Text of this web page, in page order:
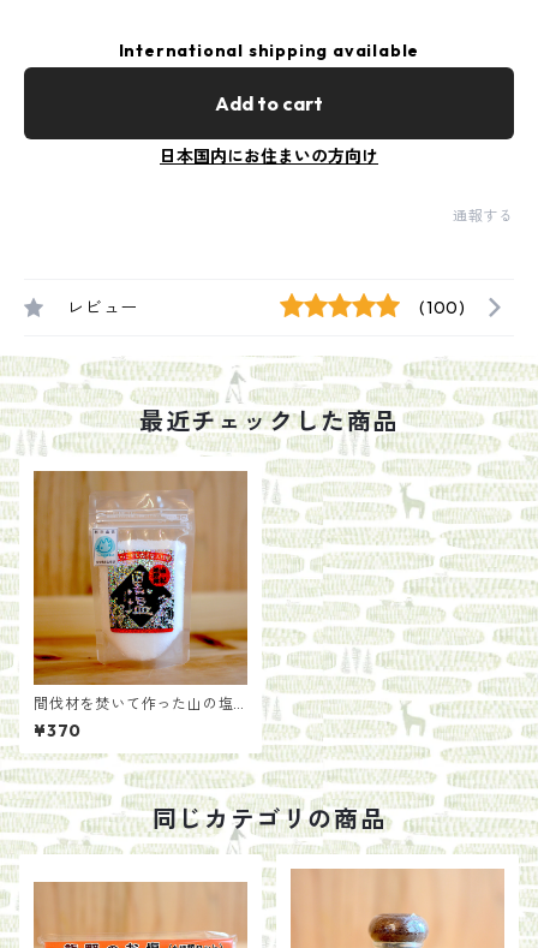
International shipping available
Add to cart
日本国内にお住まいの方向け
通報する
レビュー (100)
最近チェックした商品
間伐材を焚いて作った山の塩
【黒塩】
¥370
同じカテゴリの商品